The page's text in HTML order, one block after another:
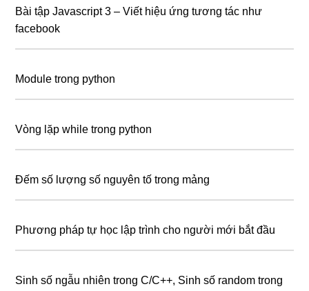
Bài tập Javascript 3 – Viết hiệu ứng tương tác như
facebook
Module trong python
Vòng lặp while trong python
Đếm số lượng số nguyên tố trong mảng
Phương pháp tự học lập trình cho người mới bắt đầu
Sinh số ngẫu nhiên trong C/C++, Sinh số random trong